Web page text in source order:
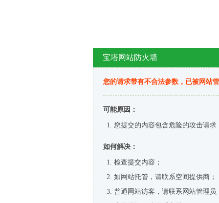
宝塔网站防火墙
您的请求带有不合法参数，已被网站
可能原因：
您提交的内容包含危险的攻击请求
如何解决：
检查提交内容；
如网站托管，请联系空间提供商；
普通网站访客，请联系网站管理员